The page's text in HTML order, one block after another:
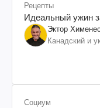
Рецепты
Идеальный ужин
Эктор
Канадский и
Социум